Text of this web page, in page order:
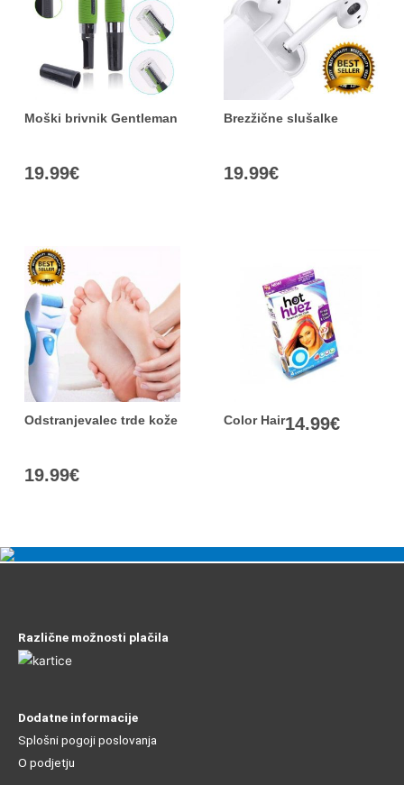
Moški brivnik Gentleman
19.99€
Brezžične slušalke
19.99€
Odstranjevalec trde kože
19.99€
Color Hair14.99€
Različne možnosti plačila
Dodatne informacije
Splošni pogoji poslovanja
O podjetju